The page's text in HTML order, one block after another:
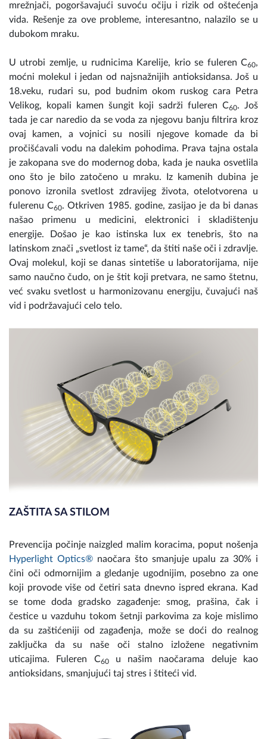
mrežnjači, pogoršavajući suvoću očiju i rizik od oštećenja
vida. Rešenje za ove probleme, interesantno, nalazilo se u
dubokom mraku.
U utrobi zemlje, u rudnicima Karelije, krio se fuleren C60,
moćni molekul i jedan od najsnažnijih antioksidansa. Još u
18.veku, rudari su, pod budnim okom ruskog cara Petra
Velikog, kopali kamen šungit koji sadrži fuleren C60. Još
tada je car naredio da se voda za njegovu banju filtrira kroz
ovaj kamen, a vojnici su nosili njegove komade da bi
pročišćavali vodu na dalekim pohodima. Prava tajna ostala
je zakopana sve do modernog doba, kada je nauka osvetlila
ono što je bilo zatočeno u mraku. Iz kamenih dubina je
ponovo izronila svetlost zdravijeg života, otelotvorena u
fulerenu C60. Otkriven 1985. godine, zasijao je da bi danas
našao primenu u medicini, elektronici i skladištenju
energije. Došao je kao istinska lux ex tenebris, što na
latinskom znači „svetlost iz tame“, da štiti naše oči i zdravlje.
Ovaj molekul, koji se danas sintetiše u laboratorijama, nije
samo naučno čudo, on je štit koji pretvara, ne samo štetnu,
već svaku svetlost u harmonizovanu energiju, čuvajući naš
vid i podržavajući celo telo.
ZAŠTITA SA STILOM
Prevencija počinje naizgled malim koracima, poput nošenja
Hyperlight Optics®naočara što smanjuje upalu za 30% i
čini oči odmornijim a gledanje ugodnijim, posebno za one
koji provode više od četiri sata dnevno ispred ekrana. Kad
se tome doda gradsko zagađenje: smog, prašina, čak i
čestice u vazduhu tokom šetnji parkovima za koje mislimo
da su zaštićeniji od zagađenja, može se doći do realnog
zaključka da su naše oči stalno izložene negativnim
uticajima. Fuleren C60u našim naočarama deluje kao
antioksidans, smanjujući taj stres i štiteći vid.